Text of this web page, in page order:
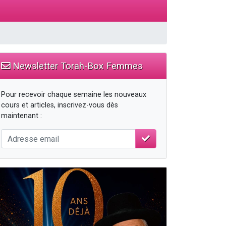
Newsletter Torah-Box Femmes
Pour recevoir chaque semaine les nouveaux
cours et articles, inscrivez-vous dès
maintenant :